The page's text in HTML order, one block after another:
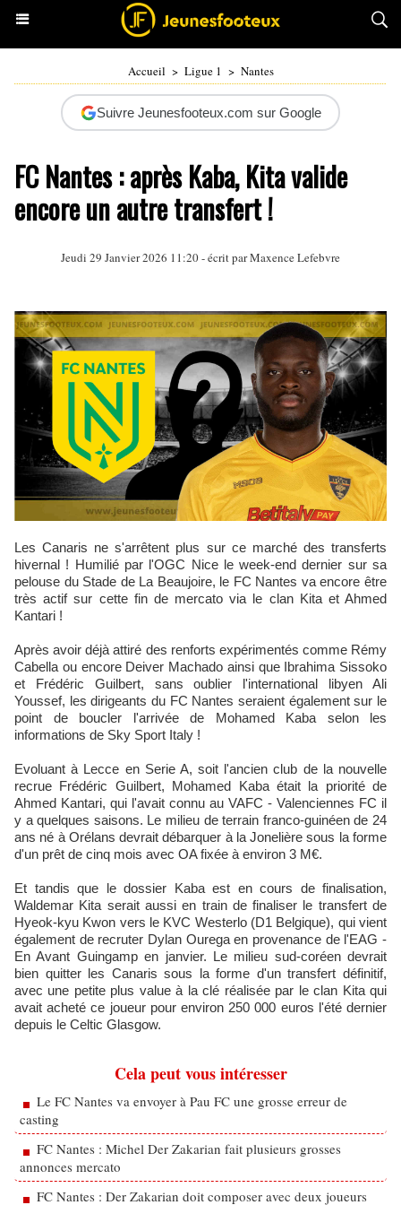
Accueil > Ligue 1 > Nantes
Suivre Jeunesfooteux.com sur Google
FC Nantes : après Kaba, Kita valide
encore un autre transfert !
Jeudi 29 Janvier 2026 11:20 - écrit par Maxence Lefebvre
Les Canaris ne s'arrêtent plus sur ce marché des transferts
hivernal ! Humilié par l'OGC Nice le week-end dernier sur sa
pelouse du Stade de La Beaujoire, le FC Nantes va encore être
très actif sur cette fin de mercato via le clan Kita et Ahmed
Kantari !
Après avoir déjà attiré des renforts expérimentés comme Rémy
Cabella ou encore Deiver Machado ainsi que Ibrahima Sissoko
et Frédéric Guilbert, sans oublier l'international libyen Ali
Youssef, les dirigeants du FC Nantes seraient également sur le
point de boucler l'arrivée de Mohamed Kaba selon les
informations de Sky Sport Italy !
Evoluant à Lecce en Serie A, soit l'ancien club de la nouvelle
recrue Frédéric Guilbert, Mohamed Kaba était la priorité de
Ahmed Kantari, qui l'avait connu au VAFC - Valenciennes FC il
y a quelques saisons. Le milieu de terrain franco-guinéen de 24
ans né à Orélans devrait débarquer à la Jonelière sous la forme
d'un prêt de cinq mois avec OA fixée à environ 3 M€.
Et tandis que le dossier Kaba est en cours de finalisation,
Waldemar Kita serait aussi en train de finaliser le transfert de
Hyeok-kyu Kwon vers le KVC Westerlo (D1 Belgique), qui vient
également de recruter Dylan Ourega en provenance de l'EAG -
En Avant Guingamp en janvier. Le milieu sud-coréen devrait
bien quitter les Canaris sous la forme d'un transfert définitif,
avec une petite plus value à la clé réalisée par le clan Kita qui
avait acheté ce joueur pour environ 250 000 euros l'été dernier
depuis le Celtic Glasgow.
Cela peut vous intéresser
Le FC Nantes va envoyer à Pau FC une grosse erreur de
casting
FC Nantes : Michel Der Zakarian fait plusieurs grosses
annonces mercato
FC Nantes : Der Zakarian doit composer avec deux joueurs